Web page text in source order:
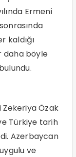
Ermeni
kaldığı
daha böyle
Zekeriya Özak
Türkiye tarih
Azerbaycan
ve